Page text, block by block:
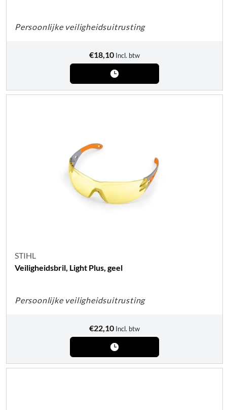
Persoonlijke veiligheidsuitrusting
€18,10 Incl. btw
STIHL
Veiligheidsbril, Light Plus, geel
Persoonlijke veiligheidsuitrusting
€22,10 Incl. btw